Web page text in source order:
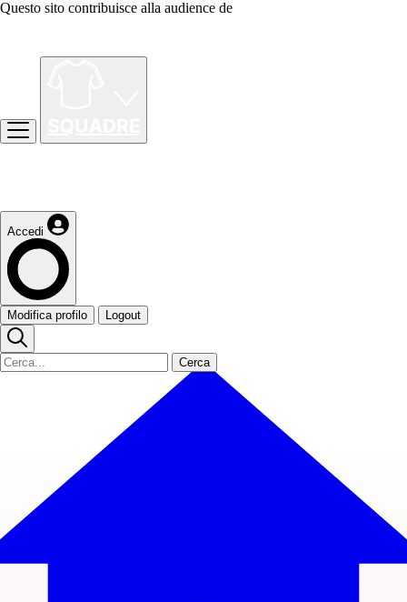
Questo sito contribuisce alla audience de
Accedi
Modifica profilo Logout
Cerca